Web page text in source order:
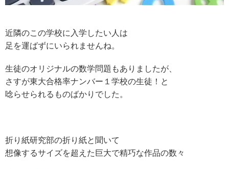
近隣のこの学校に入学したい人は
足を運ばずにいられませんね。
生徒のオリジナルの数学問題もありましたが、
さすが東大合格率ナンバー１学校の生徒！と
唸らせられるものばかりでした。
折り紙研究部の折り紙と聞いて
想像するサイズを超えた巨大で精巧な作品の数々